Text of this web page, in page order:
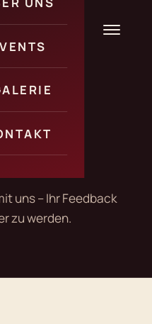
Über uns
Anfahrt
ZÄHLT
uns – Ihr Feedback
zu werden.